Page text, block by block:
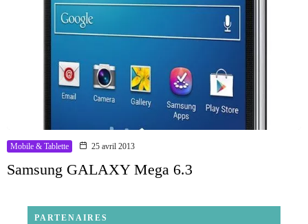
Mobile & Tablette 25 avril 2013
Samsung GALAXY Mega 6.3
PARTENAIRES